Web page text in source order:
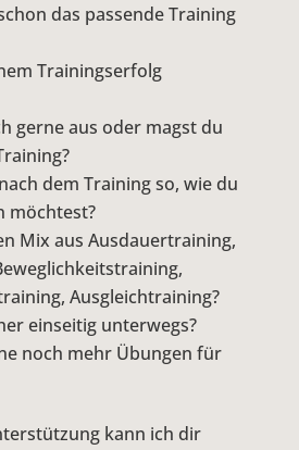
das passende Training
Trainingserfolg
gerne aus oder magst du
dem Training so, wie du
möchtest?
Mix aus Ausdauertraining,
Ausgleichtraining?
einseitig unterwegs?
noch mehr Übungen für
kann ich dir